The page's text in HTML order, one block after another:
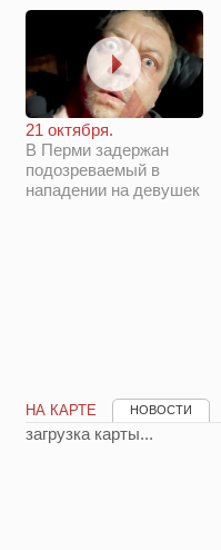
21 октября.
В Перми задержан
подозреваемый в
нападении на девушек
НА КАРТЕ НОВОСТИ
загрузка карты...